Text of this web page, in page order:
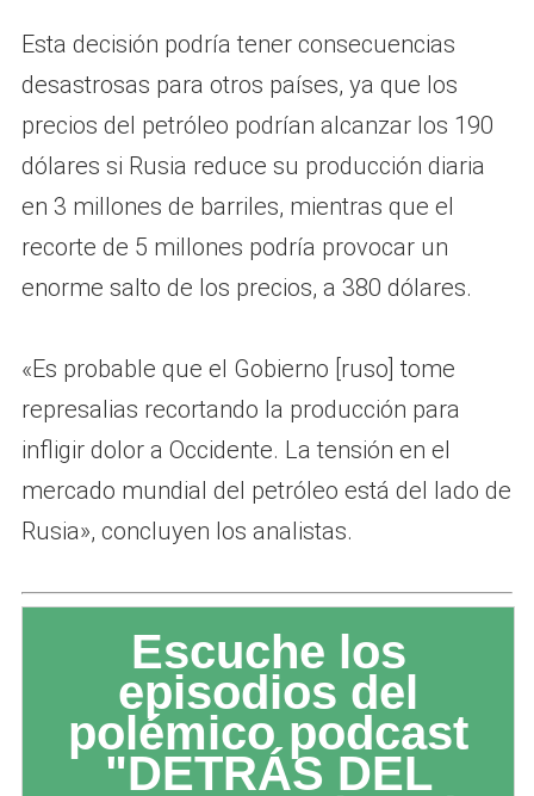
Esta decisión podría tener consecuencias
desastrosas para otros países, ya que los
precios del petróleo podrían alcanzar los 190
dólares si Rusia reduce su producción diaria
en 3 millones de barriles, mientras que el
recorte de 5 millones podría provocar un
enorme salto de los precios, a 380 dólares.
«Es probable que el Gobierno [ruso] tome
represalias recortando la producción para
infligir dolor a Occidente. La tensión en el
mercado mundial del petróleo está del lado de
Rusia», concluyen los analistas.
Escuche los
episodios del
polémico podcast
"DETRÁS DEL